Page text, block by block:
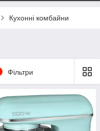
Кухонні комбайни
Фільтри